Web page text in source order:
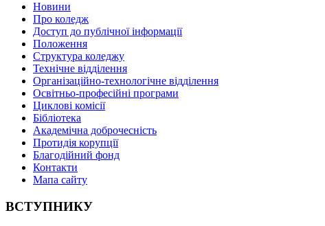
Новини
Про коледж
Доступ до публічної інформації
Положення
Структура коледжу
Технічне відділення
Організаційно-технологічне відділення
Освітньо-професійні програми
Циклові комісії
Бібліотека
Академічна доброчесність
Протидія корупції
Благодійний фонд
Контакти
Мапа сайту
ВСТУПНИКУ